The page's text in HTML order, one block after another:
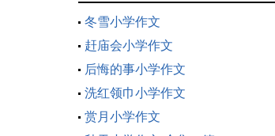
冬雪小学作文
赶庙会小学作文
后悔的事小学作文
洗红领巾小学作文
赏月小学作文